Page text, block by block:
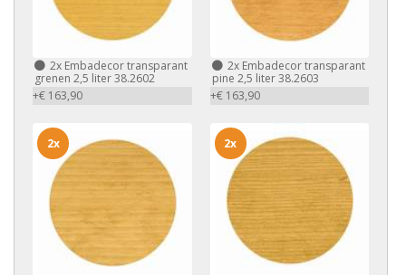
2x Embadecor transparant
grenen 2,5 liter 38.2602
+€ 163,90
2xEmbadecor transparant
pine 2,5 liter 38.2603
+€ 163,90
2x 2x